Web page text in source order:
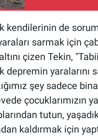
kendilerinin de
sarmak için
çizen Tekin,
depremin yaralarını
şey sadece
çocuklarımızın
tutun,
kaldırmak için